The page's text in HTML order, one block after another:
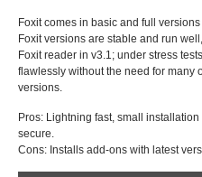
Foxit comes in basic and full
Foxit versions are stable and run
Foxit reader in v3.1; under stress
flawlessly without the need for many
versions.
Pros: Lightning fast, small
secure.
Cons: Installs add-ons with latest